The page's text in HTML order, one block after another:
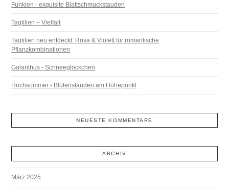
Funkien - exquisite Blattschmuckstauden
Taglilien – Vielfalt
Taglilien neu entdeckt: Rosa & Violett für romantische
Pflanzkombinationen
Galanthus - Schneeglöckchen
Hochsommer - Blütenstauden am Höhepunkt
NEUESTE KOMMENTARE
ARCHIV
März 2025